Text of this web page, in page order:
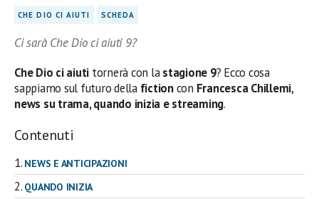
CHE DIO CI AIUTI SCHEDA
Ci sarà Che Dio ci aiuti 9?
Che Dio ci aiuti tornerà con lastagione 9? Ecco cosa
sappiamo sul futuro della fictioncon Francesca Chillemi,
news su trama, quando inizia e streaming.
Contenuti
NEWS E ANTICIPAZIONI
QUANDO INIZIA